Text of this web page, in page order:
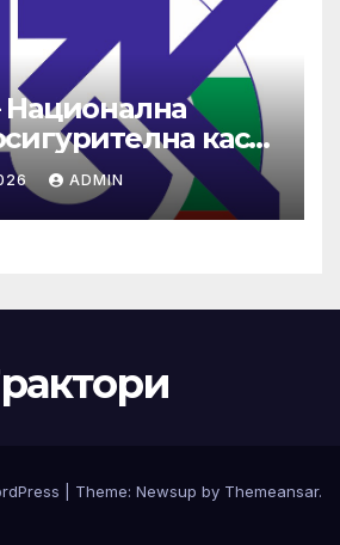
каса
ADMIN
Theme: Newsup by Themeansar.